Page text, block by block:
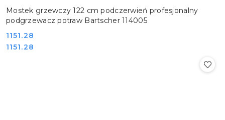
Mostek grzewczy 122 cm podczerwień profesjonalny
podgrzewacz potraw Bartscher 114005
Cena:
1151.28
Cena:
1151.28